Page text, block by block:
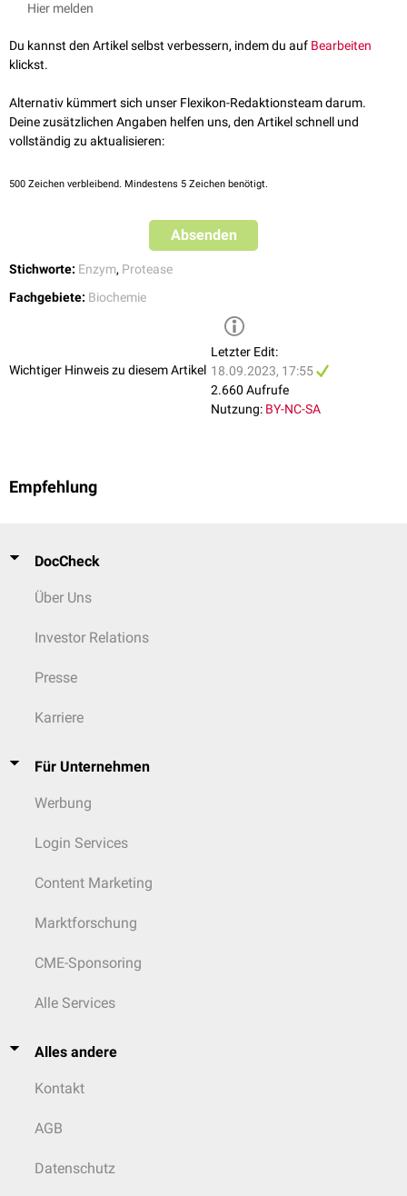
Das bevorzugteSubstrat
Calciumphosphatefreigesetzt werden.
eines wenigersauren pH-Wertes von etwa 3.
Hier melden
Du kannst den Artikel selbst verbessern, indem du auf Bearbeiten
klickst.
Alternativ kümmert sich unser Flexikon-Redaktionsteam darum.
Deine zusätzlichen Angaben helfen uns, den Artikel schnell und
vollständig zu aktualisieren:
500 Zeichen verbleibend. Mindestens 5 Zeichen benötigt.
Absenden
Stichworte: Enzym, Protease
Fachgebiete: Biochemie
Wichtiger Hinweis zu diesem Artikel
Letzter Edit:
18.09.2023, 17:55
2.660 Aufrufe
Nutzung: BY-NC-SA
Empfehlung
DocCheck
Über Uns
Investor Relations
Presse
Karriere
Für Unternehmen
Werbung
Login Services
Content Marketing
Marktforschung
CME-Sponsoring
Alle Services
Alles andere
Kontakt
AGB
Datenschutz